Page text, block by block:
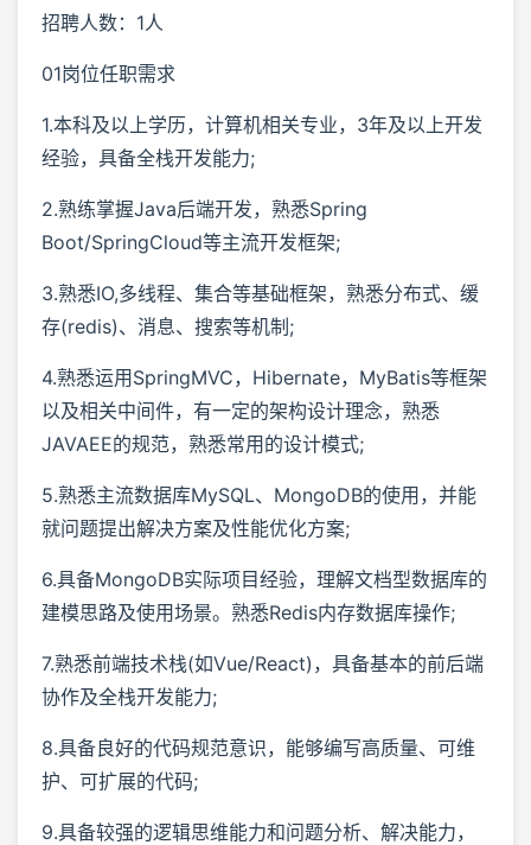
招聘人数：1人
01岗位任职需求
1.本科及以上学历，计算机相关专业，3年及以上开发
经验，具备全栈开发能力;
2.熟练掌握Java后端开发，熟悉Spring
Boot/SpringCloud等主流开发框架;
3.熟悉IO,多线程、集合等基础框架，熟悉分布式、缓
存(redis)、消息、搜索等机制;
4.熟悉运用SpringMVC，Hibernate，MyBatis等框架
以及相关中间件，有一定的架构设计理念，熟悉
JAVAEE的规范，熟悉常用的设计模式;
5.熟悉主流数据库MySQL、MongoDB的使用，并能
就问题提出解决方案及性能优化方案;
6.具备MongoDB实际项目经验，理解文档型数据库的
建模思路及使用场景。熟悉Redis内存数据库操作;
7.熟悉前端技术栈(如Vue/React)，具备基本的前后端
协作及全栈开发能力;
8.具备良好的代码规范意识，能够编写高质量、可维
护、可扩展的代码;
9.具备较强的逻辑思维能力和问题分析、解决能力，